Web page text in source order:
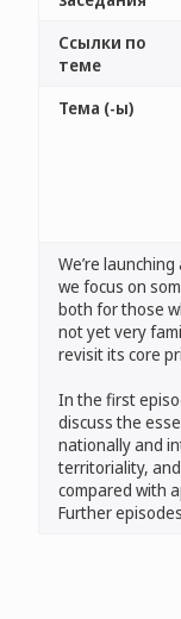
Ссылки по
теме
Тема (-ы)
We’re
we focus on
both for those
not yet very
revisit its core
In the first
discuss the
nationally and
territoriality,
compared with
Further